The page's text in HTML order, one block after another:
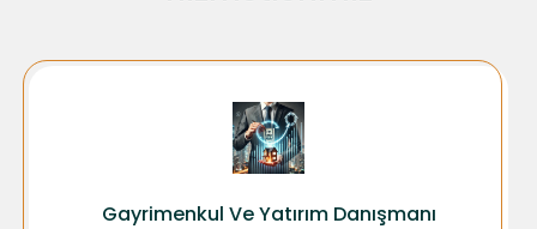
Gayrimenkul Ve Yatırım Danışmanı